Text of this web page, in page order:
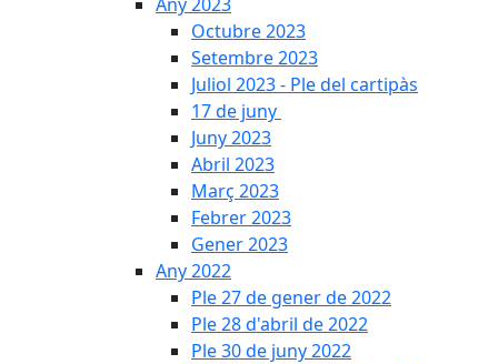
Octubre 2023
Setembre 2023
Juliol 2023 - Ple del cartipàs
17 de juny
Juny 2023
Abril 2023
Març 2023
Febrer 2023
Gener 2023
Any 2022
Ple 27 de gener de 2022
Ple 28 d'abril de 2022
Ple 30 de juny 2022